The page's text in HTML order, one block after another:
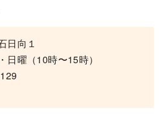
日向１
日曜（10時〜15時）